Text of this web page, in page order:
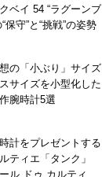
ベイ 54 “ラグーンブ
保守”と“挑戦”の姿勢
の「小ぶり」サイズ
サイズを小型化した
腕時計5選
計をプレゼントする
ティエ「タンク」
ール ドゥ カルティ